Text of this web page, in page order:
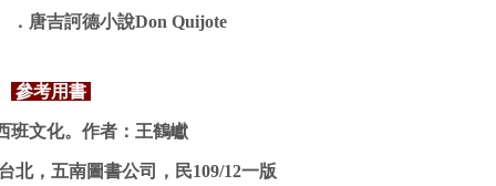
． 唐吉訶德小說Don Quijote
參考用書
班文化。 作者：王鶴巘
北，五南圖書公司，民109/12一版